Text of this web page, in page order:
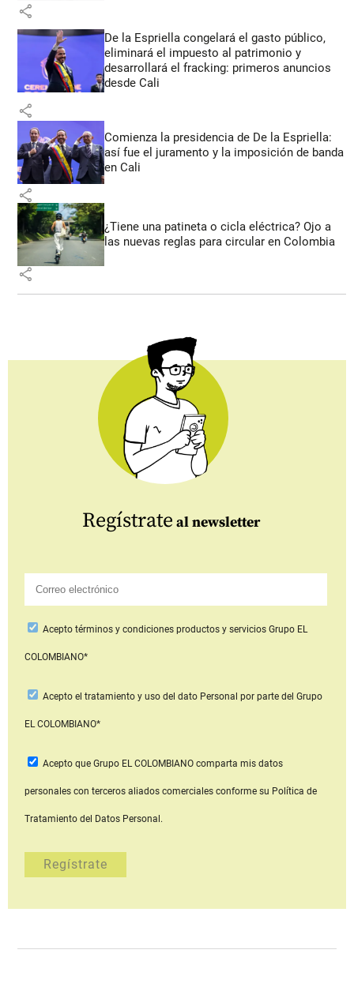
share
De la Espriella congelará el gasto público,
eliminará el impuesto al patrimonio y
desarrollará el fracking: primeros anuncios
desde Cali
share
Comienza la presidencia de De la Espriella:
así fue el juramento y la imposición de banda
en Cali
share
¿Tiene una patineta o cicla eléctrica? Ojo a
las nuevas reglas para circular en Colombia
share
Regístrate al newsletter
Aceptotérminos y condiciones productos y serviciosGrupo EL
COLOMBIANO*
Acepto el tratamiento y uso del dato Personal por parte del Grupo
EL COLOMBIANO*
Acepto que Grupo EL COLOMBIANOcomparta mis datos
personales con terceros aliados comerciales conforme su Política de
Tratamiento del Datos Personal.